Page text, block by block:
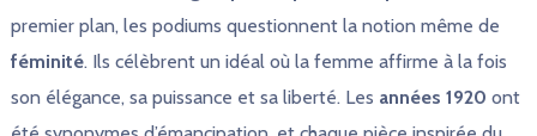
premier plan, les podiums questionnent la notion même de
féminité. Ils célèbrent un idéal où la femme affirme à la fois
son élégance, sa puissance et sa liberté. Les années 1920 ont